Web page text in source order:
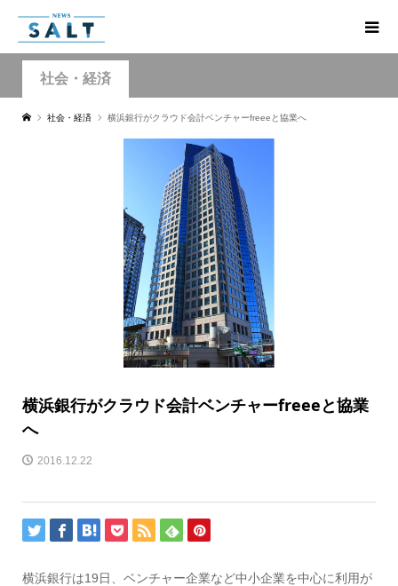
社会・経済
社会・経済 横浜銀行がクラウド会計ベンチャーfreeeと協業へ
横浜銀行がクラウド会計ベンチャーfreeeと協業
へ
2016.12.22
横浜銀行は19日、ベンチャー企業など中小企業を中心に利用が